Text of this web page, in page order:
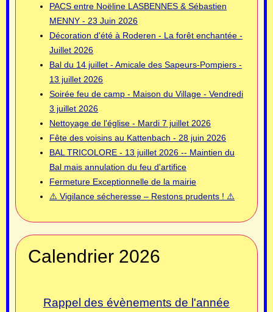
PACS entre Noëline LASBENNES & Sébastien
MENNY - 23 Juin 2026
Décoration d'été à Roderen - La forêt enchantée -
Juillet 2026
Bal du 14 juillet - Amicale des Sapeurs-Pompiers -
13 juillet 2026
Soirée feu de camp - Maison du Village - Vendredi
3 juillet 2026
Nettoyage de l'église - Mardi 7 juillet 2026
Fête des voisins au Kattenbach - 28 juin 2026
BAL TRICOLORE - 13 juillet 2026 -- Maintien du
Bal mais annulation du feu d'artifice
Fermeture Exceptionnelle de la mairie
⚠️ Vigilance sécheresse – Restons prudents ! ⚠️
Calendrier 2026
Rappel des évènements de l'année